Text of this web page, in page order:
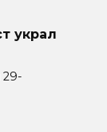
украл